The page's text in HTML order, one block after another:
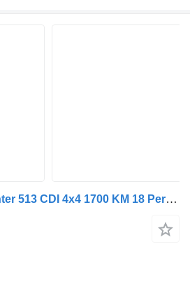
Mercedes-Benz Sprinter 513 CDI 4x4 1700 KM 18 Persons Expeditionsfahrzeug!